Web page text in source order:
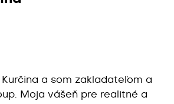
a som zakladateľom a
Moja vášeň pre realitné a